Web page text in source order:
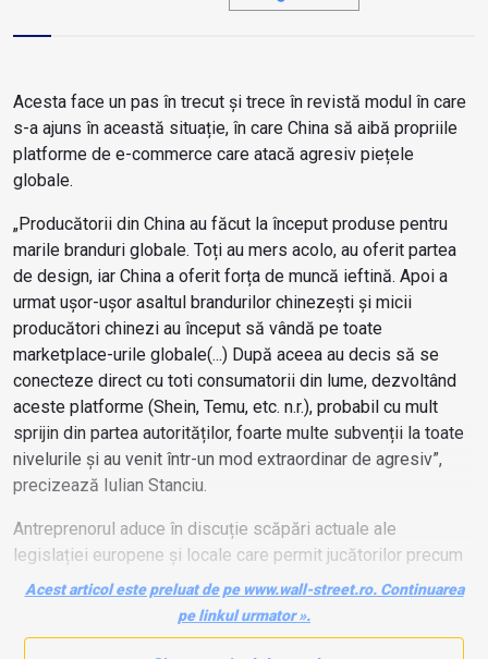
Acesta face un pas în trecut și trece în revistă modul în care
s-a ajuns în această situație, în care China să aibă propriile
platforme de e-commerce care atacă agresiv piețele
globale.
„Producătorii din China au făcut la început produse pentru
marile branduri globale. Toți au mers acolo, au oferit partea
de design, iar China a oferit forța de muncă ieftină. Apoi a
urmat ușor-ușor asaltul brandurilor chinezești și micii
producători chinezi au început să vândă pe toate
marketplace-urile globale(...) După aceea au decis să se
conecteze direct cu toti consumatorii din lume, dezvoltând
aceste platforme (Shein, Temu, etc. n.r.), probabil cu mult
sprijin din partea autorităților, foarte multe subvenții la toate
nivelurile și au venit într-un mod extraordinar de agresiv”,
precizează Iulian Stanciu.
Antreprenorul aduce în discuție scăpări actuale ale
legislației europene și locale care permit jucătorilor precum
Shein sau Temu să evite diverse obligații precum plata TVA
Acest articol este preluat de pe www.wall-street.ro. Continuarea
pe linkul urmator ».